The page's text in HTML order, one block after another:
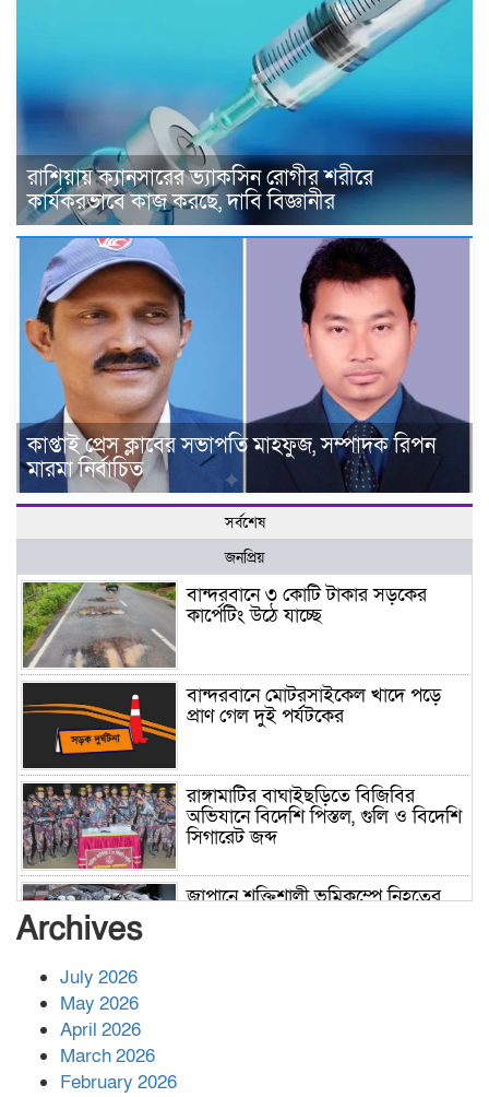
রাশিয়ায় ক্যানসারের ভ্যাকসিন রোগীর শরীরে
কার্যকরভাবে কাজ করছে, দাবি বিজ্ঞানীর
কাপ্তাই প্রেস ক্লাবের সভাপতি মাহফুজ, সম্পাদক রিপন
মারমা নির্বাচিত
সর্বশেষ
জনপ্রিয়
বান্দরবানে ৩ কোটি টাকার সড়কের
কার্পেটিং উঠে যাচ্ছে
বান্দরবানে মোটরসাইকেল খাদে পড়ে
প্রাণ গেল দুই পর্যটকের
রাঙ্গামাটির বাঘাইছড়িতে বিজিবির
অভিযানে বিদেশি পিস্তল, গুলি ও বিদেশি
সিগারেট জব্দ
জাপানে শক্তিশালী ভূমিকম্পে নিহতের
Archives
July 2026
May 2026
April 2026
March 2026
February 2026